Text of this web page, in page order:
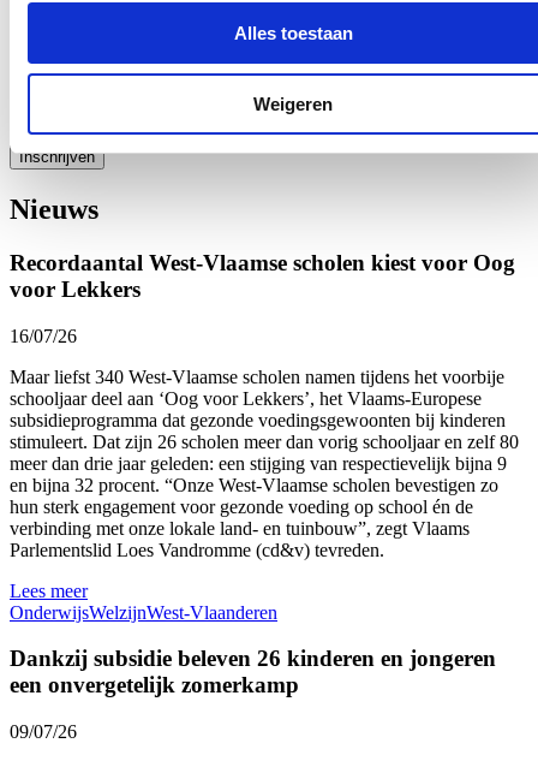
Alles toestaan
Weigeren
bovenstaand e-mailadres.
om de privacyvoorwaarden te raadplegen
Nieuws
Recordaantal West-Vlaamse scholen kiest voor Oog
voor Lekkers
16/07/26
Maar liefst 340 West-Vlaamse scholen namen tijdens het voorbije
schooljaar deel aan ‘Oog voor Lekkers’, het Vlaams-Europese
subsidieprogramma dat gezonde voedingsgewoonten bij kinderen
stimuleert. Dat zijn 26 scholen meer dan vorig schooljaar en zelf 80
meer dan drie jaar geleden: een stijging van respectievelijk bijna 9
en bijna 32 procent. “Onze West-Vlaamse scholen bevestigen zo
hun sterk engagement voor gezonde voeding op school én de
verbinding met onze lokale land- en tuinbouw”, zegt Vlaams
Parlementslid Loes Vandromme (cd&v) tevreden.
Lees meer
OnderwijsWelzijnWest-Vlaanderen
Dankzij subsidie beleven 26 kinderen en jongeren
een onvergetelijk zomerkamp
09/07/26